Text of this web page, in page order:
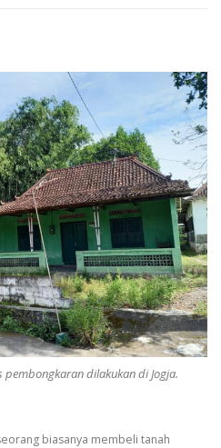
dilakukan di Jogja.
biasanya membeli tanah